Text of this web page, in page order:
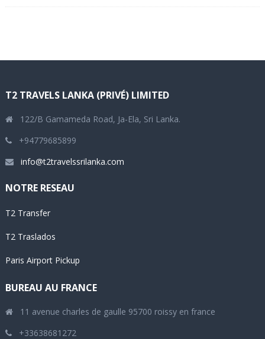
T2 TRAVELS LANKA (PRIVÉ) LIMITED
122/B Gamameda Road, Ja-Ela, Sri Lanka.
+94779685899
info@t2travelssrilanka.com
NOTRE RESEAU
T2 Transfer
T2 Traslados
Paris Airport Pickup
BUREAU AU FRANCE
11 avenue charles de gaulle 95700 roissy en france
‎+33638681272